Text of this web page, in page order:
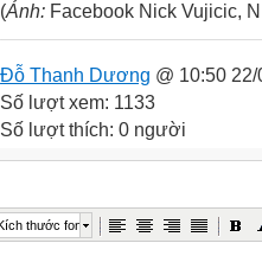
(Ảnh: Facebook Nick Vujicic,
Đỗ Thanh Dương @ 10:50
Số lượt xem: 1133
Số lượt thích: 0 người
thước font